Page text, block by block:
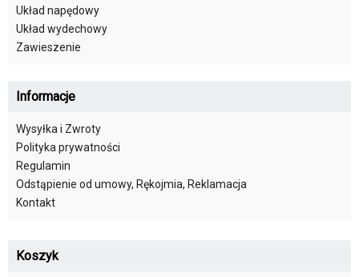
Układ napędowy
Układ wydechowy
Zawieszenie
Informacje
Wysyłka i Zwroty
Polityka prywatności
Regulamin
Odstąpienie od umowy, Rękojmia, Reklamacja
Kontakt
Koszyk